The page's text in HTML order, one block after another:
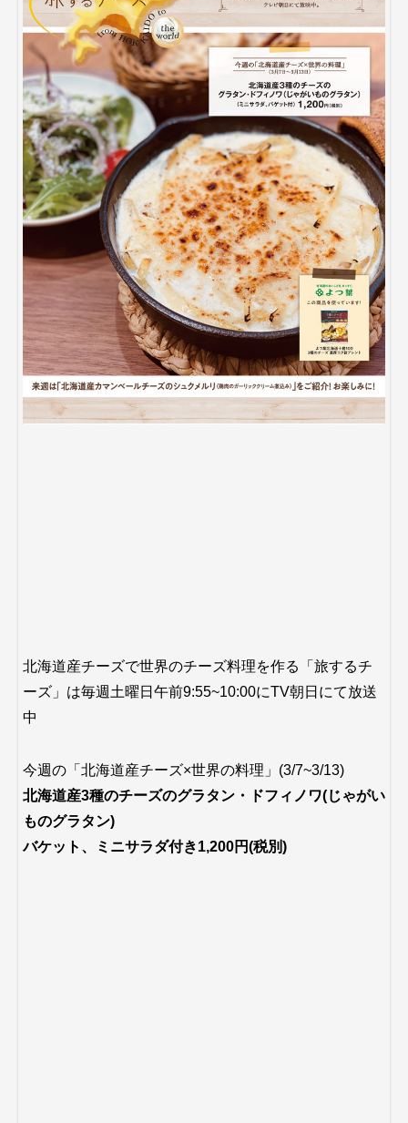
北海道産チーズで世界のチーズ料理を作る「旅するチ
ーズ」は毎週土曜日午前9:55~10:00にTV朝日にて放送
中
今週の「北海道産チーズ×世界の料理」(3/7~3/13)
北海道産3種のチーズのグラタン・ドフィノワ(じゃがい
ものグラタン)
バケット、ミニサラダ付き1,200円(税別)